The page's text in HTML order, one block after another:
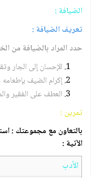
الضيافة :
تعريف الضيافة :
حدد المراد بالضيافة من
الإحسان إلى الجار
إكرام الضيف
العطف على الفقير
تمرين :
بالتعاون مع مجموعتك :
الآتية :
الأدب